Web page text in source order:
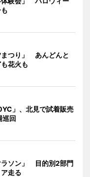
まつり」 あんどんと
花火も
」、北見で試着販売
回
ラソン」 目的別2部門
走る